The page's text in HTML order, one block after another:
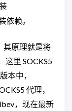
依赖。
其原理就是将
这里 SOCKS5
本中，
代理，
，现在最新